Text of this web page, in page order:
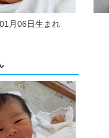
月06日生まれ